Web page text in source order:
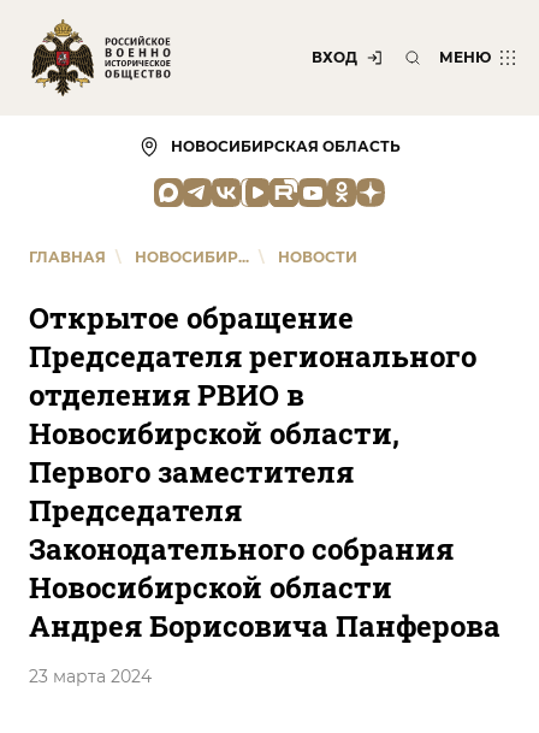
ВХОД МЕНЮ
НОВОСИБИРСКАЯ ОБЛАСТЬ
ГЛАВНАЯ \ НОВОСИБИР... \ НОВОСТИ
Открытое обращение
Председателя регионального
отделения РВИО в
Новосибирской области,
Первого заместителя
Председателя
Законодательного собрания
Новосибирской области
Андрея Борисовича Панферова
23 марта 2024